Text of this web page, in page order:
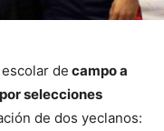
de campo a
selecciones
de dos yeclanos: